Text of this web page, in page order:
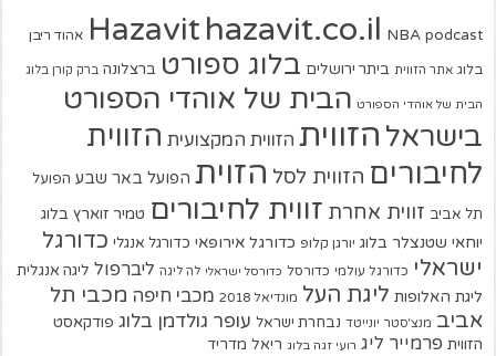
Hazavit hazavit.co.il NBA podcast אהוד ריבן
בלוג אתר הזווית ביתר ירושלים בלוג ספורט ברצלונה ברק קורן בלוג
הבית של אוהדי הספורט הבית של אוהדי הספורט
בישראל הזווית הזווית המקצועית הזווית
לחיבורים הזווית לסל הזוית הפועל באר שבע הפועל
תל אביב זווית אחרת זווית לחיבורים טמיר זוארץ בלוג
יוחאי שטנצלר בלוג יורגן קלופ כדורגל אירופאי כדורגל אנגלי כדורגל
ישראלי כדורגל עולמי כדורסל כדורסל ישראלי לה ליגה ליברפול ליגה אנגלית
ליגת האלופות ליגת העל מונדיאל 2018 מכבי חיפה מכבי תל
אביב מנצ'סטר יונייטד נבחרת ישראל עופר גולדמן בלוג פודקאסט
הזווית פרמייר ליג רועי זגה בלוג ריאל מדריד